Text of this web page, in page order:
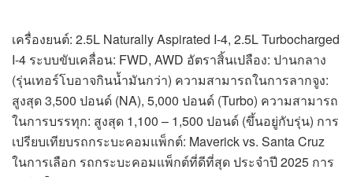
เครื่องยนต์: 2.5L Naturally Aspirated I-4, 2.5L Turbocharged
I-4 ระบบขับเคลื่อน: FWD, AWD อัตราสิ้นเปลือง: ปานกลาง
(รุ่นเทอร์โบอาจกินน้ำมันกว่า) ความสามารถในการลากจูง:
สูงสุด 3,500 ปอนด์ (NA), 5,000 ปอนด์ (Turbo) ความสามารถ
ในการบรรทุก: สูงสุด 1,100 – 1,500 ปอนด์ (ขึ้นอยู่กับรุ่น) การ
เปรียบเทียบรถกระบะคอมแพ็กต์: Maverick vs. Santa Cruz
ในการเลือก รถกระบะคอมแพ็กต์ที่ดีที่สุด ประจำปี 2025 การ